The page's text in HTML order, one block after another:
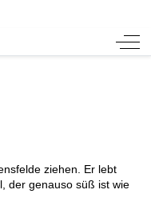
Off-
ziehen. Er lebt
der genauso süß ist wie